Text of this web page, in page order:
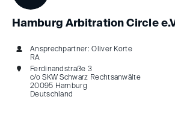
Hamburg Arbitration Circle
Ansprechpartner: Oliver Korte
RA
Ferdinandstraße 3
c/o SKW Schwarz Rechtsanwälte
20095 Hamburg
Deutschland